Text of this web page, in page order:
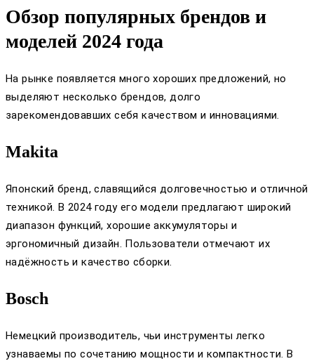
Обзор популярных брендов и
моделей 2024 года
На рынке появляется много хороших предложений, но
выделяют несколько брендов, долго
зарекомендовавших себя качеством и инновациями.
Makita
Японский бренд, славящийся долговечностью и отличной
техникой. В 2024 году его модели предлагают широкий
диапазон функций, хорошие аккумуляторы и
эргономичный дизайн. Пользователи отмечают их
надёжность и качество сборки.
Bosch
Немецкий производитель, чьи инструменты легко
узнаваемы по сочетанию мощности и компактности. В